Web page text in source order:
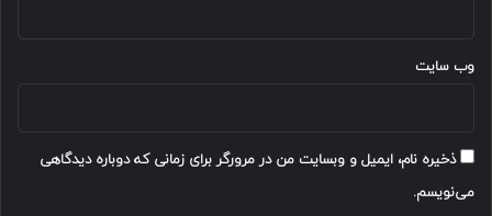
وب‌ سایت
ذخیره نام، ایمیل و وبسایت من در مرورگر برای زمانی که دوباره دیدگاهی
می‌نویسم.